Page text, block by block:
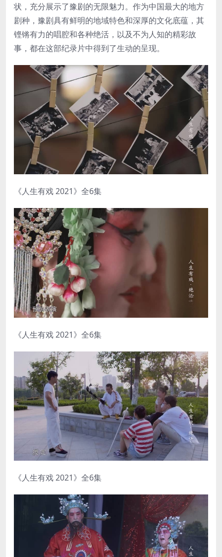
状，充分展示了豫剧的无限魅力。作为中国最大的地方
剧种，豫剧具有鲜明的地域特色和深厚的文化底蕴，其
铿锵有力的唱腔和各种绝活，以及不为人知的精彩故
事，都在这部纪录片中得到了生动的呈现。
《人生有戏 2021》全6集
《人生有戏 2021》全6集
《人生有戏 2021》全6集